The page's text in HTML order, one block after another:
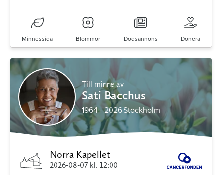
Minnessida Blommor Dödsannons Donera
Till minne av
Sati Bacchus
1964 - 2026Stockholm
Norra Kapellet
2026-08-07 kl. 12:00